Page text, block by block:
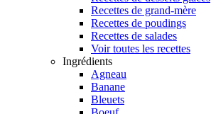
Recettes de grand-mère
Recettes de poudings
Recettes de salades
Voir toutes les recettes
Ingrédients
Agneau
Banane
Bleuets